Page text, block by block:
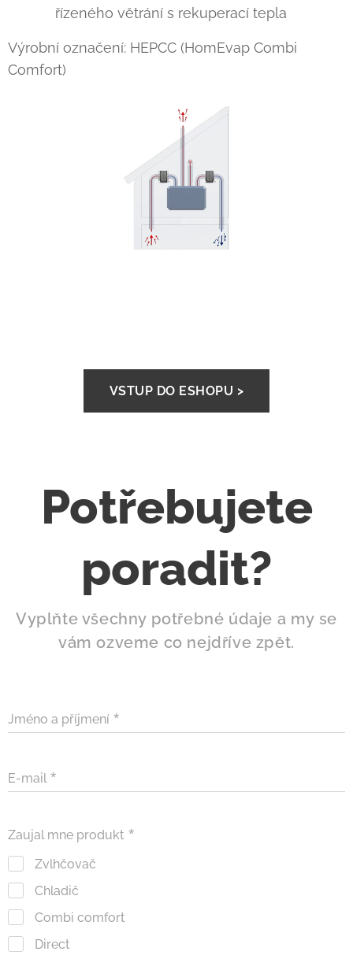
řízeného větrání s rekuperací tepla
Výrobní označení: HEPCC (HomEvap Combi
Comfort)
VSTUP DO ESHOPU >
Potřebujete
poradit?
Vyplňte všechny potřebné údaje a my se
vám ozveme co nejdříve zpět.
Jméno a příjmení
E-mail
Zaujal mne produkt
Zvlhčovač
Chladič
Combi comfort
Direct